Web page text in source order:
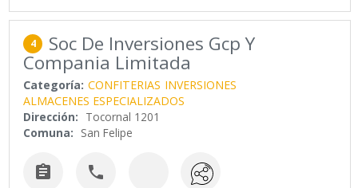
4 Soc De Inversiones Gcp Y
Compania Limitada
Categoría: CONFITERIAS INVERSIONES
ALMACENES ESPECIALIZADOS
Dirección: Tocornal 1201
Comuna: San Felipe
 